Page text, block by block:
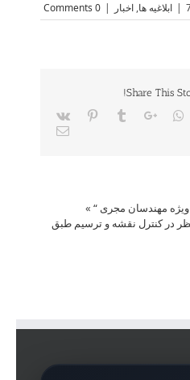
| ابلاغیه ها, اخبار |
0 Comments
Share This
Whatsapp
Google+
Tumblr
Pinterest
Vk
Email
مهندسان مجری “ »
در کنترل نقشه و ترسیم طبق